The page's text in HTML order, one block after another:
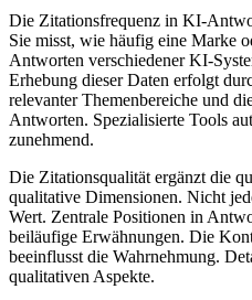
Die Zitationsfrequenz in KI-
Sie misst, wie häufig eine Marke
Antworten verschiedener KI-
Erhebung dieser Daten erfolgt
relevanter Themenbereiche und
Antworten. Spezialisierte Tools
zunehmend.
Die Zitationsqualität ergänzt die
qualitative Dimensionen. Nicht
Wert. Zentrale Positionen in
beiläufige Erwähnungen. Die
beeinflusst die Wahrnehmung.
qualitativen Aspekte.